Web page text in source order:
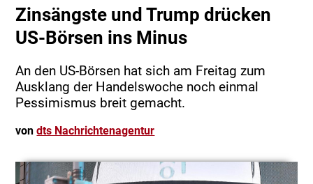
Zinsängste und Trump drücken
US-Börsen ins Minus
An den US-Börsen hat sich am Freitag zum
Ausklang der Handelswoche noch einmal
Pessimismus breit gemacht.
vondts Nachrichtenagentur